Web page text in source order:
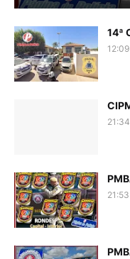
14ª
12:09
21:34
21:53